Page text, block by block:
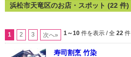
浜松市天竜区のお店・スポット (22 件)
1 2 3 次へ» 1～10 件を表示 / 全 22 件
寿司割烹 竹染